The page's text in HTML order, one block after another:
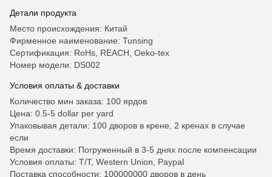
Детали продукта
Место происхождения: Китай
Фирменное наименование: Tunsing
Сертификация: RoHs, REACH, Oeko-tex
Номер модели: DS002
Условия оплаты & доставки
Количество мин заказа: 100 ярдов
Цена: 0.5-5 dollar per yard
Упаковывая детали: 100 дворов в крене, 2 кренах в случае
если
Время доставки: Погруженный в 3-5 днях после компенсации
Условия оплаты: T/T, Western Union, Paypal
Поставка способности: 100000000 дворов в день